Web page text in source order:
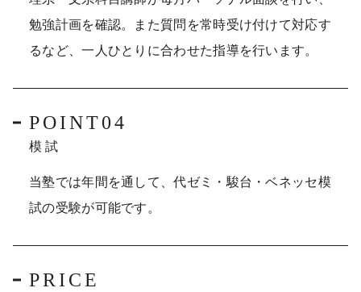
勉強計画を確認。また質問を常時受け付けて対応す
るなど、一人ひとりに合わせた指導を行います。
POINT04
模試
当塾では年間を通して、代ゼミ・駿台・ベネッセ模
試の受験が可能です。
PRICE